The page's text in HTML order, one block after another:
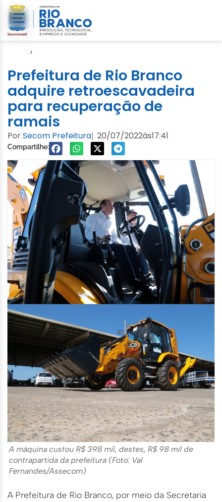
›
Prefeitura de Rio Branco
adquire retroescavadeira
para recuperação de
ramais
PorSecom Prefeitura| 20/07/2022às17:41
Compartilhe:
A máquina custou R$ 398 mil, destes, R$ 98 mil de
contrapartida da prefeitura (Foto: Val
Fernandes/Assecom)
A Prefeitura de Rio Branco, por meio da Secretaria